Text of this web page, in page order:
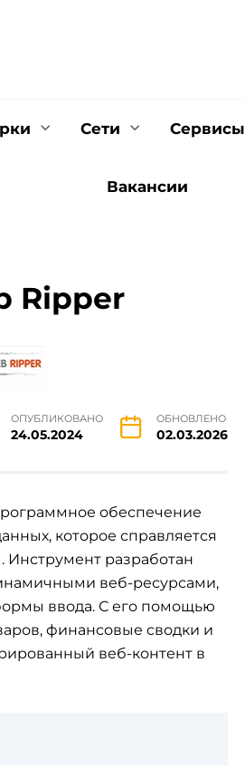
Сети Cервисы
Вакансии
Ripper
ОПУБЛИКОВАНО
24.05.2024
ОБНОВЛЕНО
02.03.2026
обеспечение
которое справляется
Инструмент разработан
веб-ресурсами,
ввода. С его помощью
финансовые сводки и
веб-контент в